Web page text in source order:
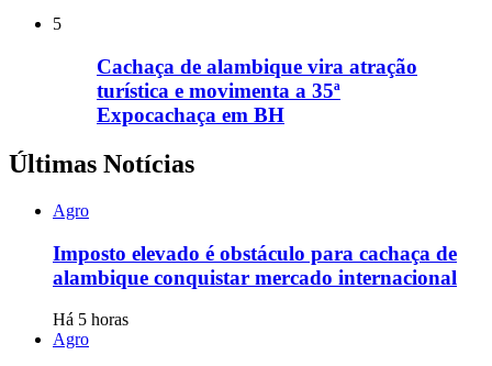
5
Cachaça de alambique vira atração
turística e movimenta a 35ª
Expocachaça em BH
Últimas Notícias
Agro
Imposto elevado é obstáculo para cachaça de
alambique conquistar mercado internacional
Há 5 horas
Agro